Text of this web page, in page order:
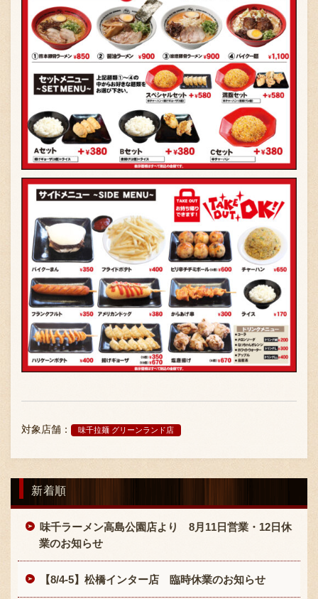
対象店舗： 味千拉麺 グリーンランド店
新着順
味千ラーメン高島公園店より 8月11日営業・12日休
業のお知らせ
【8/4-5】松橋インター店 臨時休業のお知らせ